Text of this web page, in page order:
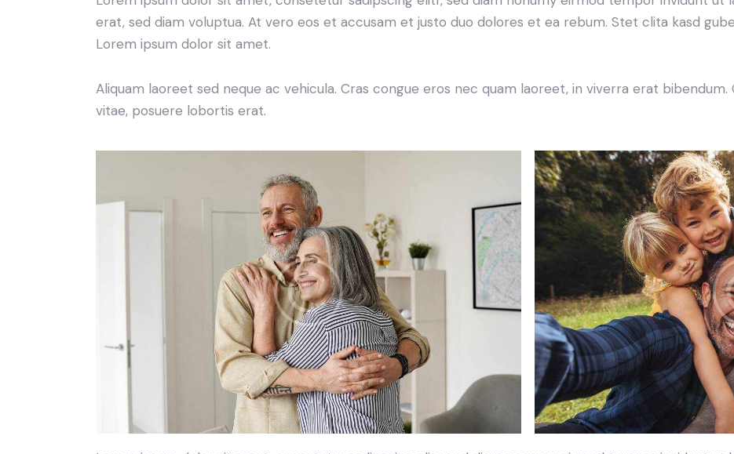
erat, sed diam voluptua. At vero eos et accusam et justo duo dolores et ea rebum. Stet clita kasd
Lorem ipsum dolor sit amet.
Aliquam laoreet sed neque ac vehicula. Cras congue eros nec quam laoreet, in viverra erat
vitae, posuere lobortis erat.